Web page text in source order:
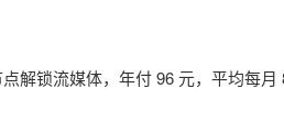
解锁流媒体，年付 96 元，平均每